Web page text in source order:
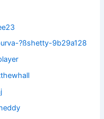
?ßshetty-9b29a128